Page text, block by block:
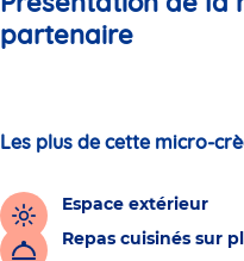
partenaire
Les plus de cette micro-
Espace extérieur
Repas cuisinés sur